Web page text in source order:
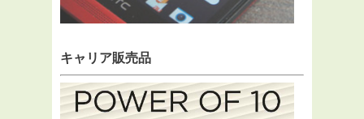
キャリア販売品